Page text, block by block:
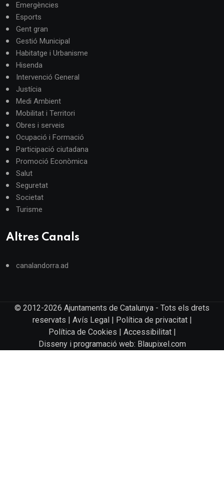
Emergències
Esports
Gent gran
Gestió Municipal
Habitatge i Urbanisme
Hisenda
Intervenció General
Justícia
Medi Ambient
Mobilitat i Territori
Obres i serveis
Ocupació i Formació
Participació ciutadana
Promoció Econòmica
Salut
Seguretat
Societat
Turisme
Altres Canals
canalandorra.ad
© 2012-2026 Ajuntaments de Catalunya - Tots els drets
reservats | Avís Legal Política de privacitat|
Política de Cookies
Accessibilitat|
Disseny i programació web: Blaupixel.com